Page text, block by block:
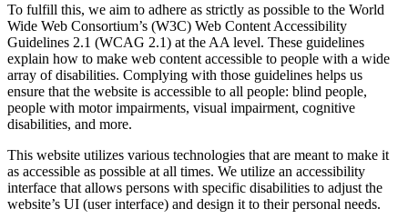
To fulfill this, we aim to adhere as strictly as possible to the World
Wide Web Consortium’s (W3C) Web Content Accessibility
Guidelines 2.1 (WCAG 2.1) at the AA level. These guidelines
explain how to make web content accessible to people with a wide
array of disabilities. Complying with those guidelines helps us
ensure that the website is accessible to all people: blind people,
people with motor impairments, visual impairment, cognitive
disabilities, and more.
This website utilizes various technologies that are meant to make it
as accessible as possible at all times. We utilize an accessibility
interface that allows persons with specific disabilities to adjust the
website’s UI (user interface) and design it to their personal needs.